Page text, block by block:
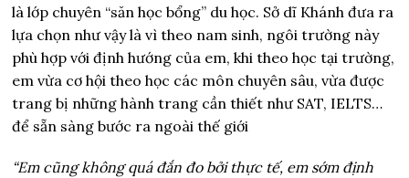
là lớp chuyên “săn học bổng” du học. Sở dĩ Khánh đưa ra
lựa chọn như vậy là vì theo nam sinh, ngôi trường này
phù hợp với định hướng của em, khi theo học tại trường,
em vừa cơ hội theo học các môn chuyên sâu, vừa được
trang bị những hành trang cần thiết như SAT, IELTS…
để sẵn sàng bước ra ngoài thế giới
“Em cũng không quá đắn đo bởi thực tế, em sớm định